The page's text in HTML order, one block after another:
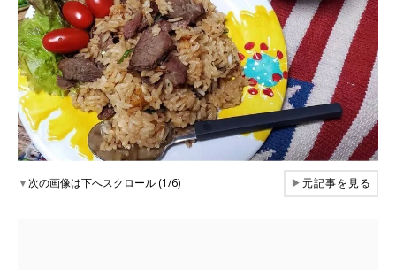
▼次の画像は下へスクロール (1/6) ▶元記事を見る